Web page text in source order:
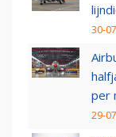
30-
per
29-